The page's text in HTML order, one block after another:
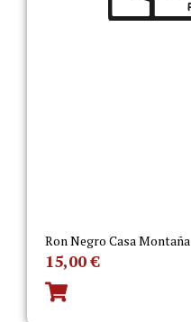
Ron Negro Casa Montaña
15,00€